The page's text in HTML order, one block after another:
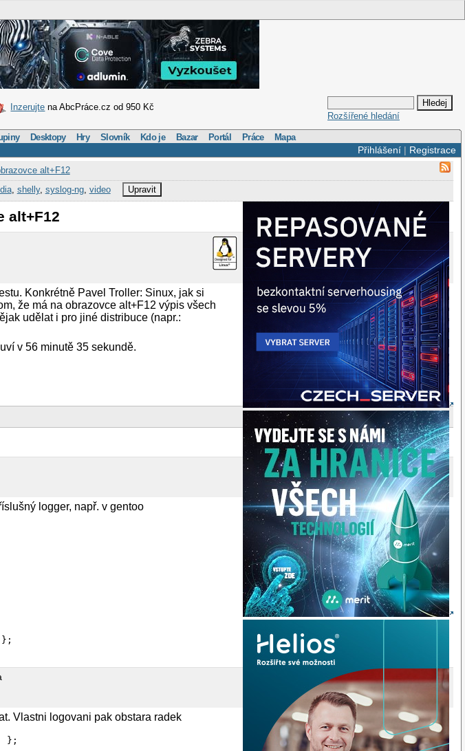
Inzerujte na AbcPráce.cz od 950 Kč
Rozšířené hledání
Desktopy Hry Slovník Kdo je Bazar Portál Práce Mapa
Přihlášení| Registrace
alt+F12
, shelly, syslog-ng, video Upravit
alt+F12
Konkrétně Pavel Troller: Sinux, jak si
že má na obrazovce alt+F12 výpis všech
udělat i pro jiné distribuce (napr.:
v 56 minutě 35 sekundě.
logger, např. v gentoo
Vlastni logovani pak obstara radek
};